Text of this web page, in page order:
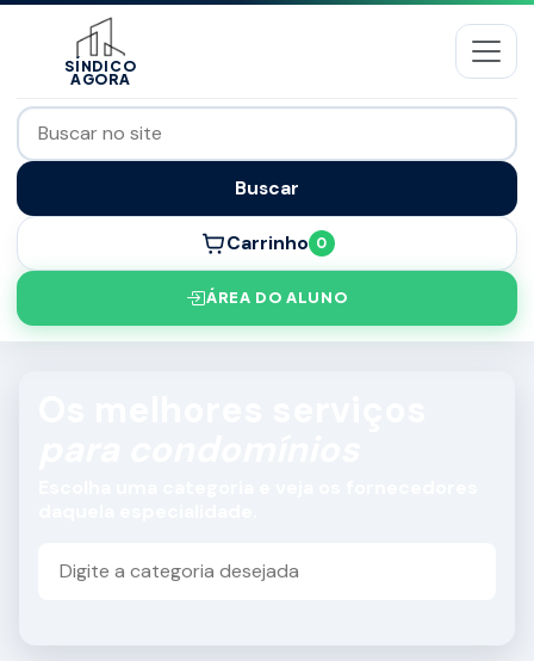
SÍNDICO
AGORA
Buscar
Carrinho 0
ÁREA DO ALUNO